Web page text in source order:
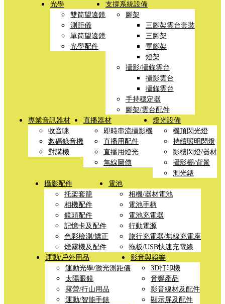
光學
雙筒望遠鏡
測距儀
單筒望遠鏡
光學配件
支撐系統設備
腳架
三腳架雲台套裝
三腳架
單腳架
燈架
攝影/攝錄雲台
攝影雲台
攝錄雲台
手持穩定器
腳架/雲台配件
專業音訊器材
收音咪
數碼錄音機
對講機
直播器材
即時串流攝影機
直播用配件
直播用燈光
無線圖傳
燈光設備
機頂閃光燈
持續照明閃燈
影樓閃燈/器材
攝影棚/背景
測光錶
攝影配件
托架套籠
相機配件
鏡頭配件
記憶卡及配件
色彩檢測/矯正
煙霧機及配件
電池
相機/器材電池
電池手柄
電池充電器
行動電源
旅行充電器/無線充電座
拖板/USB快速充電線
運動/戶外用品
運動光學/激光測距儀
太陽眼鏡
露營/行山用品
運動/智能手錶
影音與娛樂
3D打印機
音響產品
影音線材及配件
顯示屏及配件